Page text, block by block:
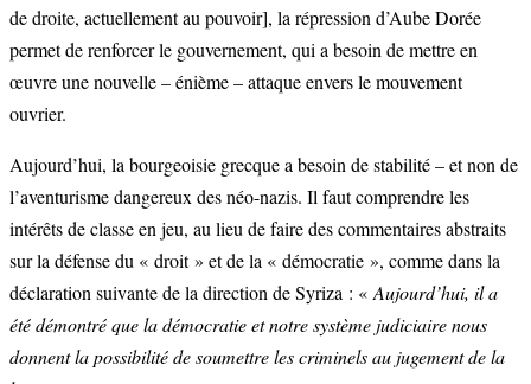
de droite, actuellement au pouvoir], la répression d’Aube Dorée
permet de renforcer le gouvernement, qui a besoin de mettre en
œuvre une nouvelle – énième – attaque envers le mouvement
ouvrier.
Aujourd’hui, la bourgeoisie grecque a besoin de stabilité – et non de
l’aventurisme dangereux des néo-nazis. Il faut comprendre les
intérêts de classe en jeu, au lieu de faire des commentaires abstraits
sur la défense du « droit » et de la « démocratie », comme dans la
déclaration suivante de la direction de Syriza : « Aujourd’hui, il a
été démontré que la démocratie et notre système judiciaire nous
donnent la possibilité de soumettre les criminels au jugement de la